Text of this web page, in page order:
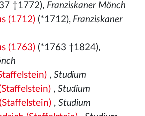
†1772), Franziskaner Mönch
(1712)(*1712), Franziskaner
(1763)(*1763 †1824),
, Studium
, Studium
, Studium